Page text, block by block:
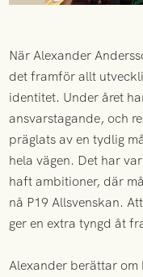
När Alexander
det framför allt
identitet. Under året
ansvarstagande, och
präglats av en tydlig
hela vägen. Det har
haft ambitioner, där
nå P19 Allsvenskan.
ger en extra tyngd åt
Alexander berättar